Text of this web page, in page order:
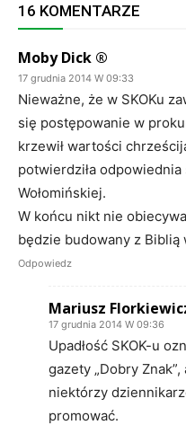
16 KOMENTARZE
Moby Dick ®
17 grudnia 2014 W 09:33
Nieważne, że w SKOKu
się postępowanie w
krzewił wartości
potwierdziła odpowiednia
Wołomińskiej.
W końcu nikt nie
będzie budowany z Biblią
Odpowiedz
Mariusz
17 grudnia 2014 W 09:36
Upadłość SKOK-u
gazety „Dobry
niektórzy
promować.